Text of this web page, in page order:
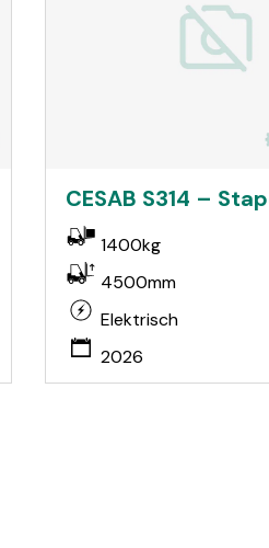
CESAB S314 –
1400kg
4500mm
Elektrisch
2026